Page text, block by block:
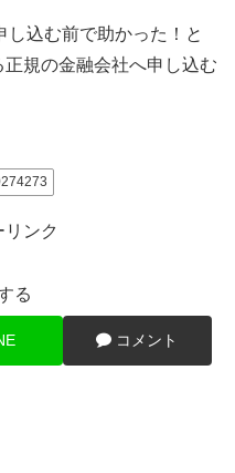
し込む前で助かった！と
規の金融会社へ申し込む
リンク
る
コメント